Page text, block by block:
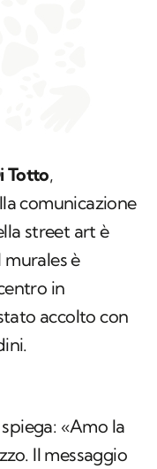
Totto,
comunicazione
street art è
murales è
in
accolto con
«Amo la
Il messaggio